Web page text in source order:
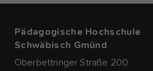
Pädagogische Hochschule
Schwäbisch Gmünd
Oberbettringer Straße 200